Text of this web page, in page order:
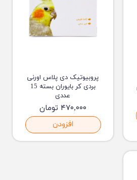
پروبیوتیک دی پلاس اورنی
بردی کر بایوران بسته 15
عددی
۴۷۰,۰۰۰ تومان
افزودن